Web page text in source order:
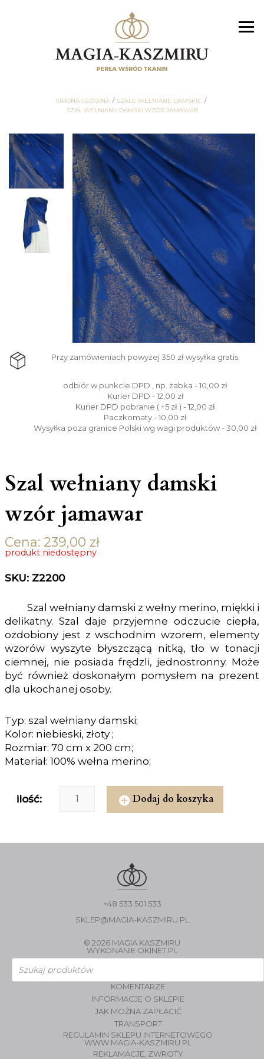
STRONA GŁÓWNA
SZALE WEŁNIANE DAMSKIE
SZAL WEŁNIANY DAMSKI WZÓR JAMAWAR
Przy zamówieniach powyżej 350 zł wysyłka gratis.
odbiór w punkcie DPD , np. żabka - 10,00 zł
Kurier DPD - 12,00 zł
Kurier DPD pobranie ( +5 zł ) - 12,00 zł
Paczkomaty - 10,00 zł
Wysyłka poza granice Polski wg wagi produktów - 30,00 zł
Szal wełniany damski
wzór jamawar
Cena: 239,00 zł
produkt niedostępny
SKU: Z2200
Szal wełniany damski z wełny merino, miękki i
delikatny. Szal daje przyjemne odczucie ciepła,
ozdobiony jest z wschodnim wzorem, elementy
wzorów wyszyte błyszczącą nitką, tło w tonacji
ciemnej, nie posiada frędzli, jednostronny. Może
być również doskonałym pomysłem na prezent
dla ukochanej osoby.
Typ: szal wełniany damski;
Kolor: niebieski, złoty ;
Rozmiar: 70 cm x 200 cm;
Materiał: 100% wełna merino;
ilość: Dodaj do koszyka
+48 533 501 533
SKLEP@MAGIA-KASZMIRU.PL
© 2026 MAGIA KASZMIRU
WYKONANIE OKINET.PL
Wyszukiwarka
produktów
KOMENTARZE
INFORMACJE O SKLEPIE
JAK MOŻNA ZAPŁACIĆ
TRANSPORT
REGULAMIN SKLEPU INTERNETOWEGO
WWW.MAGIA-KASZMIRU.PL
REKLAMACJE, ZWROTY